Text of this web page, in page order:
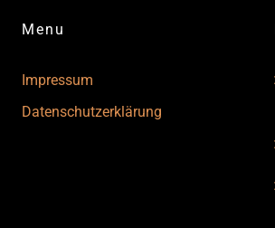
Menu
Impressum
Datenschutzerklärung